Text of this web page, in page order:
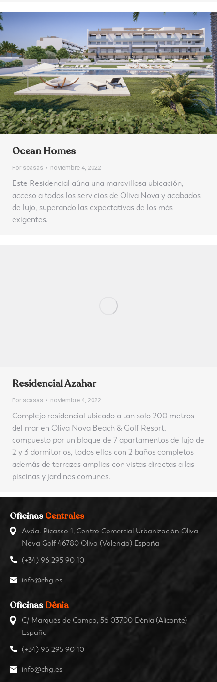
Ocean Homes
Por scasas noviembre 4, 2022
Este Residencial aúna una maravillosa ubicación,
acceso a todos los servicios de Oliva Nova y acabados
de lujo, superando las expectativas de los más
exigentes.
Residencial Azahar
Por scasas noviembre 4, 2022
Complejo residencial ubicado a tan solo 200 metros
del mar en Oliva Nova Beach & Golf Resort,
compuesto por un bloque de 7 apartamentos de lujo de
2 y 3 dormitorios, todos ellos con 2 baños completos
además de terrazas amplias con vistas directas a las
piscinas y jardines comunes.
Oficinas Centrales
Avda. Picasso 1, Centro Comercial Urbanización Oliva
Nova Golf 46780 Oliva (Valencia) España
(+34) 96 295 90 10
info@chg.es
Oficinas Dénia
C/ Marqués de Campo, 56 03700 Dénia (Alicante)
España
(+34) 96 295 90 10
info@chg.es